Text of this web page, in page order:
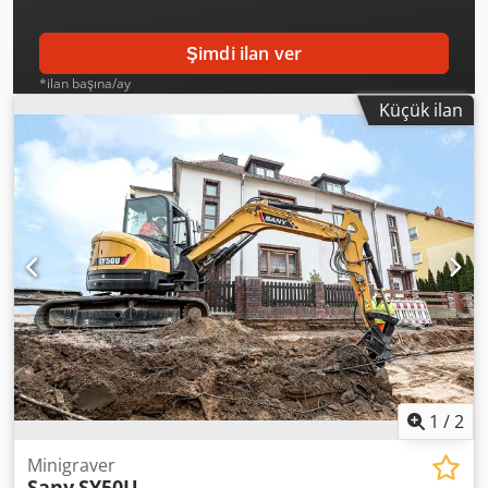
Şimdi ilan ver
*ilan başına/ay
Küçük ilan
1 /2
Minigraver